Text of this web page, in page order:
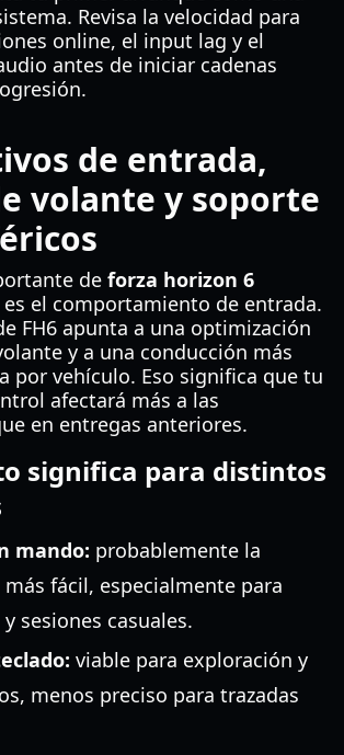
Revisa la velocidad para
online, el input lag y el
antes de iniciar cadenas
de entrada,
volante y soporte
de forza horizon 6
es el comportamiento de entrada.
FH6 apunta a una optimización
y a una conducción más
por vehículo. Eso significa que tu
afectará más a las
en entregas anteriores.
significa para distintos
mando: probablemente la
fácil, especialmente para
sesiones casuales.
viable para exploración y
menos preciso para trazadas